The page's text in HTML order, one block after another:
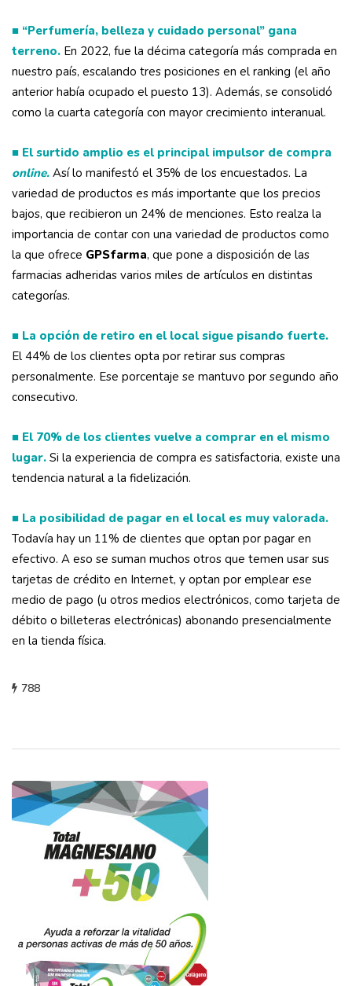
■ “Perfumería, belleza y cuidado personal” gana
terreno. En 2022, fue la décima categoría más comprada en
nuestro país, escalando tres posiciones en el ranking (el año
anterior había ocupado el puesto 13). Además, se consolidó
como la cuarta categoría con mayor crecimiento interanual.
■ El surtido amplio es el principal impulsor de compra
online. Así lo manifestó el 35% de los encuestados. La
variedad de productos es más importante que los precios
bajos, que recibieron un 24% de menciones. Esto realza la
importancia de contar con una variedad de productos como
la que ofrece GPSfarma, que pone a disposición de las
farmacias adheridas varios miles de artículos en distintas
categorías.
■ La opción de retiro en el local sigue pisando fuerte.
El 44% de los clientes opta por retirar sus compras
personalmente. Ese porcentaje se mantuvo por segundo año
consecutivo.
■ El 70% de los clientes vuelve a comprar en el mismo
lugar. Si la experiencia de compra es satisfactoria, existe una
tendencia natural a la fidelización.
■ La posibilidad de pagar en el local es muy valorada.
Todavía hay un 11% de clientes que optan por pagar en
efectivo. A eso se suman muchos otros que temen usar sus
tarjetas de crédito en Internet, y optan por emplear ese
medio de pago (u otros medios electrónicos, como tarjeta de
débito o billeteras electrónicas) abonando presencialmente
en la tienda física.
788